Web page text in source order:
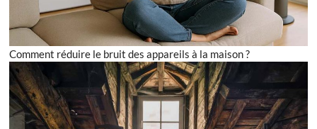
Comment réduire le bruit des appareils à la maison ?